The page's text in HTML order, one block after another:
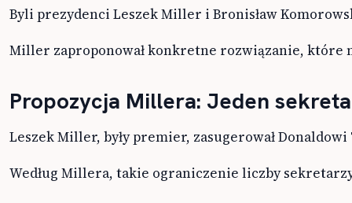
Byli prezydenci Leszek Miller i Bronisław
Miller zaproponował konkretne rozwiązanie, które
Propozycja Millera: Jeden
Leszek Miller, były premier, zasugerował
Według Millera, takie ograniczenie liczby